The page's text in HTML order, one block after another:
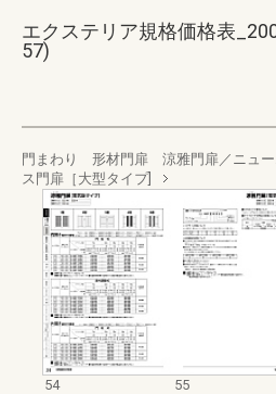
エクステリア規格価格表
57)
門まわり 形材門扉 涼雅門扉／ニュー
ス門扉［大型タイプ]
54
55